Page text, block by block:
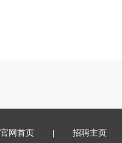
官网首页 | 招聘主页